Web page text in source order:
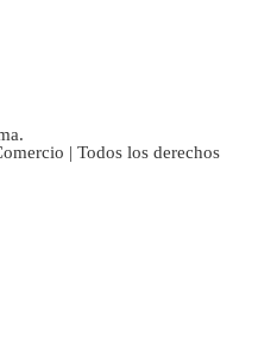
| Todos los derechos